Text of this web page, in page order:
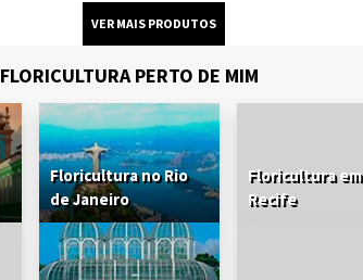
FLORICULTURA PERTO DE MIM
Floricultura no Rio
de Janeiro
Floricultura em
Recife